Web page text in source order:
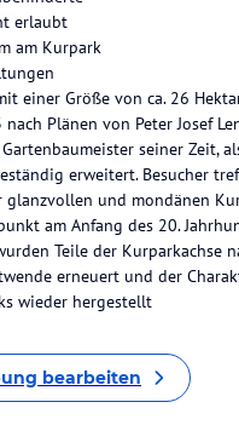
erlaubt
am Kurpark
einer Größe von ca. 26
Plänen von Peter Josef
seiner Zeit,
erweitert. Besucher
glanzvollen und mondänen
am Anfang des 20.
Teile der Kurparkachse
erneuert und der
wieder hergestellt
bearbeiten